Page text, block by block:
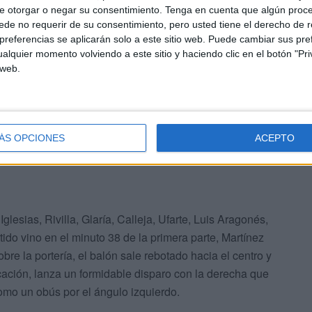
otorgar o negar su consentimiento. Tenga en cuenta que algún
no requerir de su consentimiento, pero usted tiene el derecho de
se aplicarán solo a este sitio web. Puede cambiar sus
momento volviendo a este sitio y haciendo clic en el botón
OPCIONES ACEPTO
los equipos presentaron estas alineaciones:
Bergara, Ramírez, Ramoní, Amas, Marcial,
Rivilla, Glaría, Calleja, Ufarte, Luis Aragonés,
vino en el minuto 38 de la primera parte, Martínez
la portería, el balón sale rebotado hacia el centro y
lanza un formidable disparo con la derecha que
un obús por el ángulo izquierdo.